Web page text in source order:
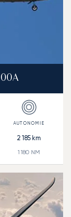
2 185 km
1 180 NM